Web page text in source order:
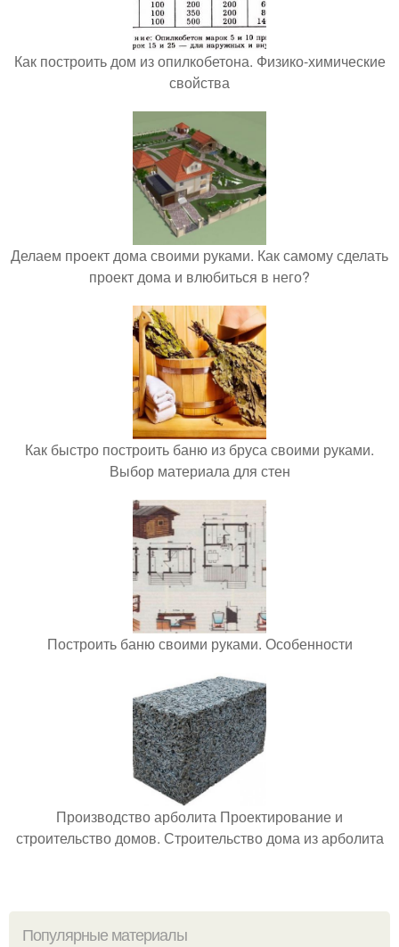
Как построить дом из опилкобетона. Физико-химические
свойства
Делаем проект дома своими руками. Как самому сделать
проект дома и влюбиться в него?
Как быстро построить баню из бруса своими руками.
Выбор материала для стен
Построить баню своими руками. Особенности
Производство арболита Проектирование и
строительство домов. Строительство дома из арболита
Популярные материалы